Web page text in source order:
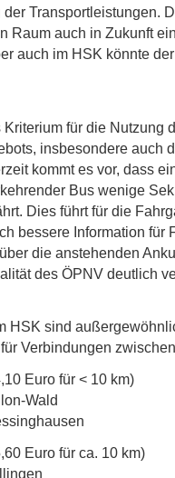
Transportleistungen.
Raum auch in Zukunft
auch im HSK könnte
für die Nutzung
insbesondere auch
kommt es vor, dass
Bus wenige
Dies führt für die
bessere Information für
die anstehenden
des ÖPNV deutlich
HSK sind
Verbindungen
Euro für < 10 km)
Wald
Euro für ca. 10 km)